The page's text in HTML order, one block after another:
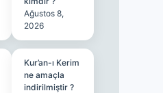
Ağustos 8,
2026
Kur’an-ı Kerim
ne amaçla
indirilmiştir ?